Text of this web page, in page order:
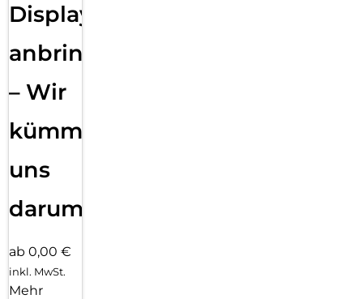
Displayfolie
anbringen
– Wir
kümmern
uns
darum!
ab 0,00 €
inkl. MwSt.
Mehr